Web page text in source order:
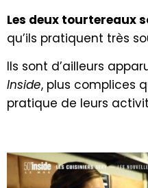
Les deux tourtereaux
qu’ils pratiquent très
Ils sont d’ailleurs
Inside, plus complices
pratique de leurs